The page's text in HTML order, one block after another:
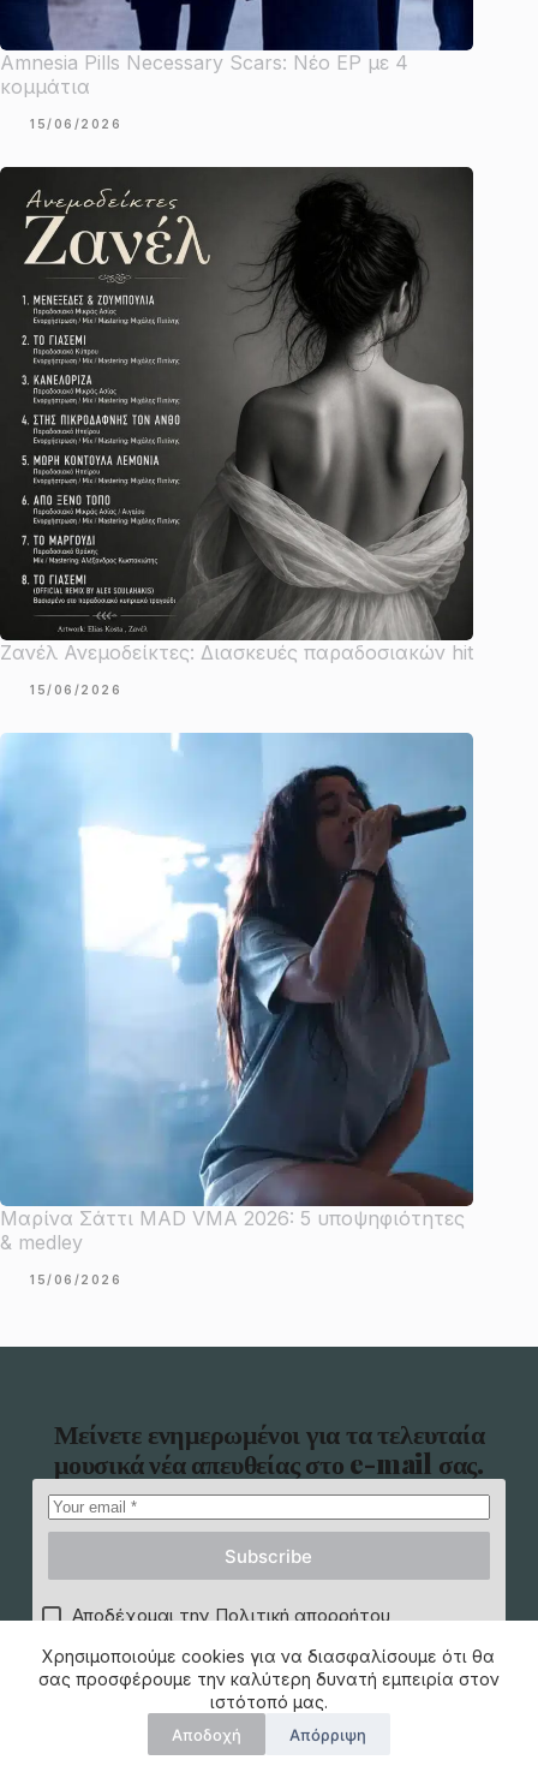
Χρησιμοποιούμε cookies για να διασφαλίσουμε ότι θα
σας προσφέρουμε την καλύτερη δυνατή εμπειρία στον
ιστότοπό μας.
Αποδοχή Απόρριψη
Amnesia Pills Necessary Scars: Νέο EP με 4
κομμάτια
15/06/2026
Ζανέλ Ανεμοδείκτες: Διασκευές παραδοσιακών hit
15/06/2026
Μαρίνα Σάττι MAD VMA 2026: 5 υποψηφιότητες
& medley
15/06/2026
Μείνετε ενημερωμένοι για τα τελευταία
μουσικά νέα απευθείας στο e-mail σας.
Subscribe
Αποδέχομαι την Πολιτική απορρήτου
Copyright © 2026 -
Όροι Χρήσης